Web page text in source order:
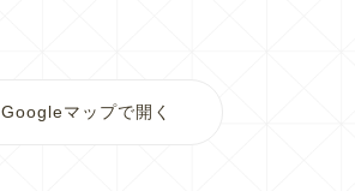
Googleマップで開く